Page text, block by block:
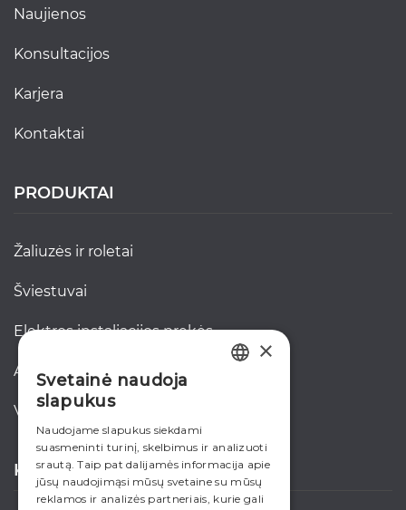
naujienos
konsultacijos
karjera
kontaktai
PRODUKTAI
žaliuzės ir roletai
šviestuvai
elektros instaliacijos prekės
akcijos
verslui
KONTAKTAI
RUSSIAN
×
Svetainė naudoja
slapukus
Naudojame slapukus siekdami
suasmeninti turinį, skelbimus ir analizuoti
srautą. Taip pat dalijamės informacija apie
jūsų naudojimąsi mūsų svetaine su mūsų
reklamos ir analizės partneriais, kurie gali